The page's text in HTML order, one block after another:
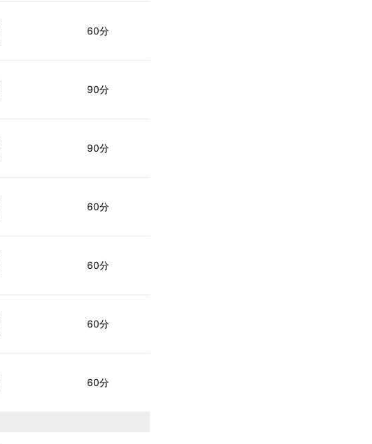
60分
90分
90分
60分
60分
60分
60分